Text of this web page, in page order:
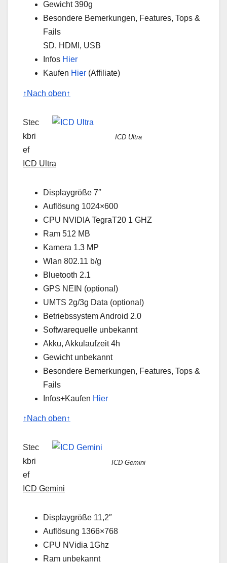
Gewicht 390g
Besondere Bemerkungen, Features, Tops &
Fails
SD, HDMI, USB
Infos Hier
Kaufen Hier (Affiliate)
↑Nach oben↑
ICD Ultra
Stec
kbri
ef
ICD Ultra
Displaygröße 7″
Auflösung 1024×600
CPU NVIDIA TegraT20 1 GHZ
Ram 512 MB
Kamera 1.3 MP
Wlan 802.11 b/g
Bluetooth 2.1
GPS NEIN (optional)
UMTS 2g/3g Data (optional)
Betriebssystem Android 2.0
Softwarequelle unbekannt
Akku, Akkulaufzeit 4h
Gewicht unbekannt
Besondere Bemerkungen, Features, Tops &
Fails
Infos+Kaufen Hier
↑Nach oben↑
ICD Gemini
Stec
kbri
ef
ICD Gemini
Displaygröße 11,2″
Auflösung 1366×768
CPU NVidia 1Ghz
Ram unbekannt